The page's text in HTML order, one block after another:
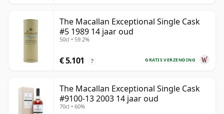
The Macallan Exceptional Single Cask
#5 1989 14 jaar oud
50cl • 59.2%
GRATIS VERZENDING
€ 5.101 ?
The Macallan Exceptional Single Cask
#9100-13 2003 14 jaar oud
70cl • 60%